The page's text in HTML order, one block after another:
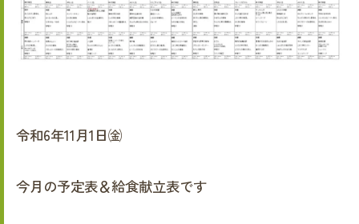
令和6年11月1日㈮
今月の予定表＆給食献立表です